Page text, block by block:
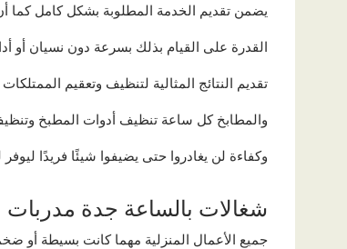
يضمن تقديم الخدمة المطلوبة بشكل كامل
القدرة على القيام بذلك بسرعة دون نسيان أو
تقديم النتائج المثالية لتنظيف وتعقيم
والمطابخ كل ساعة تنظيف أدوات المطبخ
وكفاءة لن يغادروا حتى يضيفوا شيئًا فريدًا ليوفر
شغالات بالساعة جدة مدربات
جميع الأعمال المنزلية مهما كانت بسيطة أو